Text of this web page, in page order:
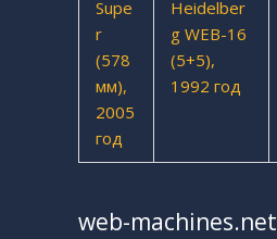
web-machines.net